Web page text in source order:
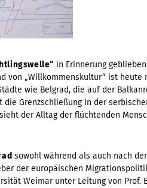
in Erinnerung
von „Willkommenskultur“ ist
wie Belgrad, die auf der
die Grenzschließung in der
der Alltag der flüchtenden
sowohl während als auch nach
der europäischen
Weimar unter Leitung von Prof.